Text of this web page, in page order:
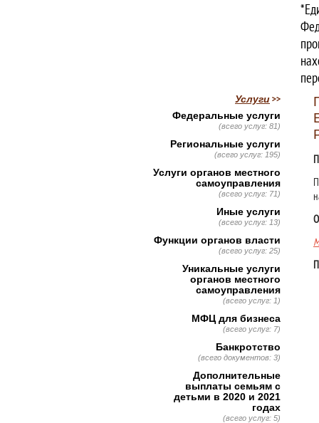
Услуги
Федеральные услуги
(всего услуг: 81)
Региональные услуги
(всего услуг: 195)
Услуги органов местного
самоуправления
(всего услуг: 71)
Иные услуги
(всего услуг: 13)
Функции органов власти
(всего услуг: 25)
Уникальные услуги
органов местного
самоуправления
(всего услуг: 1)
МФЦ для бизнеса
(всего услуг: 7)
Банкротство
(всего документов: 3)
Дополнительные
выплаты семьям с
детьми в 2020 и 2021
годах
(всего услуг: 5)